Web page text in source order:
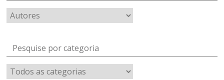
Pesquise por categoria